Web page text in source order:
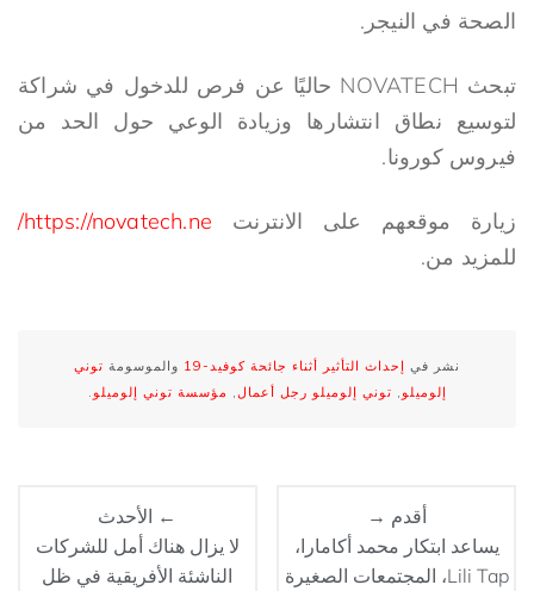
الصحة في النيجر.
تبحث NOVATECH حاليًا عن فرص للدخول في شراكة
لتوسيع نطاق انتشارها وزيادة الوعي حول الحد من
فيروس كورونا.
زيارة موقعهم على الانترنت https://novatech.ne/
للمزيد من.
نشر في إحداث التأثير أثناء جائحة كوفيد-19 والموسومة توني
إلوميلو
توني إلوميلو رجل أعمال مؤسسة توني إلوميلو
← الأحدث
لا يزال هناك أمل للشركات
الناشئة الأفريقية في ظل
أقدم →
يساعد ابتكار محمد أكامارا،
Lili Tap، المجتمعات الصغيرة